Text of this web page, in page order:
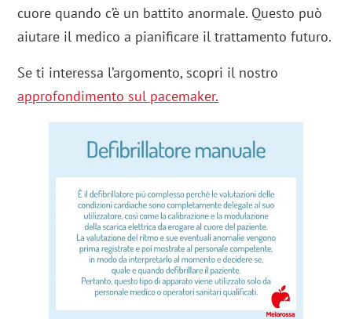
cuore quando c’è un battito anormale. Questo può
aiutare il medico a pianificare il trattamento futuro.
Se ti interessa l’argomento, scopri il nostro
approfondimento sul pacemaker.